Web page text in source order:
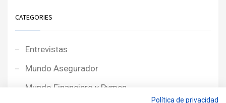
CATEGORIES
Entrevistas
Mundo Asegurador
Mundo Financiero y Pymes
Política de privacidad